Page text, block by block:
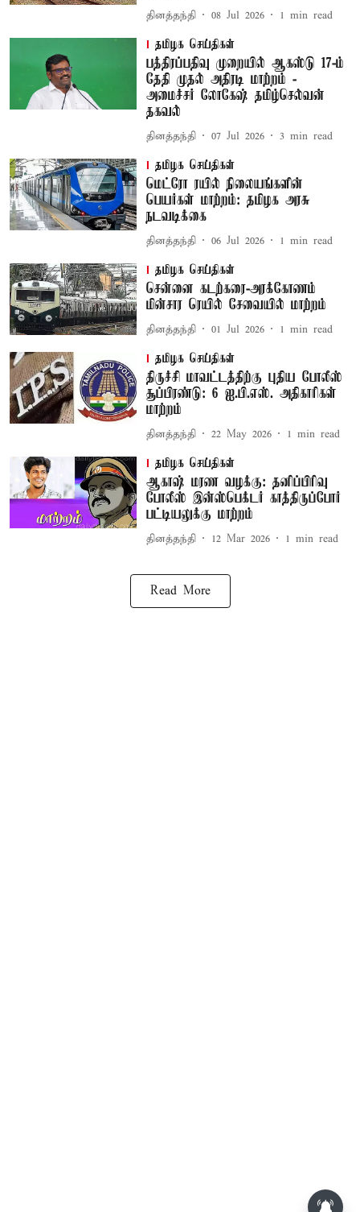
தினத்தந்தி 08 Jul 2026 1 min read
தமிழக செய்திகள்
பத்திரப்பதிவு முறையில் ஆகஸ்டு 17-ம்
தேதி முதல் அதிரடி மாற்றம் -
அமைச்சர் லோகேஷ் தமிழ்செல்வன்
தகவல்
தினத்தந்தி 07 Jul 2026 3 min read
தமிழக செய்திகள்
மெட்ரோ ரயில் நிலையங்களின்
பெயர்கள் மாற்றம்: தமிழக அரசு
நடவடிக்கை
தினத்தந்தி 06 Jul 2026 1 min read
தமிழக செய்திகள்
சென்னை கடற்கரை-அரக்கோணம்
மின்சார ரெயில் சேவையில் மாற்றம்
தினத்தந்தி 01 Jul 2026 1 min read
தமிழக செய்திகள்
திருச்சி மாவட்டத்திற்கு புதிய போலீஸ்
சூப்பிரண்டு: 6 ஐ.பி.எஸ். அதிகாரிகள்
மாற்றம்
தினத்தந்தி 22 May 2026 1 min read
தமிழக செய்திகள்
ஆகாஷ் மரண வழக்கு: தனிப்பிரிவு
போலீஸ் இன்ஸ்பெக்டர் காத்திருப்போர்
பட்டியலுக்கு மாற்றம்
தினத்தந்தி 12 Mar 2026 1 min read
Read More